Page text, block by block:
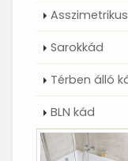
Asszimetrikus
Sarokkád
Térben álló
BLN kád